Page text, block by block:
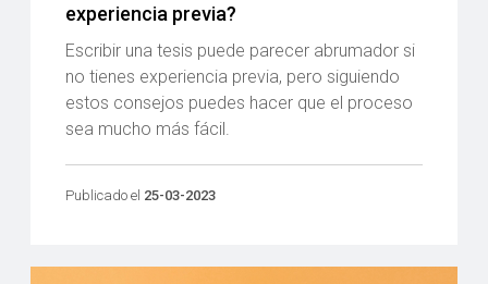
experiencia previa?
Escribir una tesis puede parecer abrumador si
no tienes experiencia previa, pero siguiendo
estos consejos puedes hacer que el proceso
sea mucho más fácil.
Publicado el 25-03-2023